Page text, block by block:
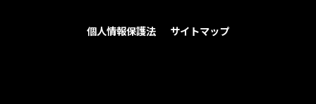
個人情報保護法 サイトマップ